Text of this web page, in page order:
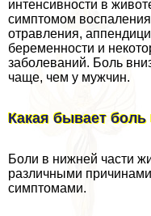
интенсивности в
симптомом
отравления,
беременности и
заболеваний. Боль
чаще, чем у мужчин.
Какая бывает боль
Боли в нижней части
различными
симптомами.